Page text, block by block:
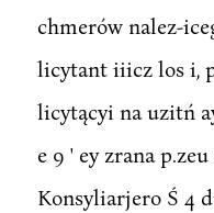
chmerów nalez-
licytant iiicz los i,
licytącyi na uzitń
e 9 ' ey zrana
Konsyliarjero Ś 4